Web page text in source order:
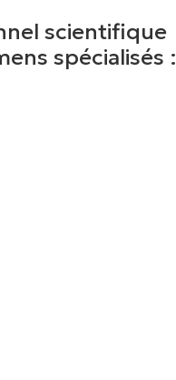
scientifique
spécialisés :